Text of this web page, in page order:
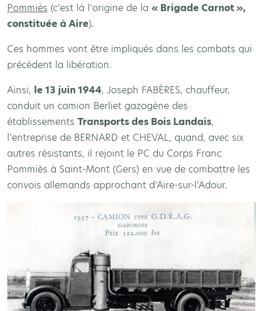
Pommiès (c’est là l’origine de la « Brigade Carnot »,
constituée à Aire).
Ces hommes vont être impliqués dans les combats qui
précèdent la libération.
Ainsi, le 13 juin 1944, Joseph FABÈRES, chauffeur,
conduit un camion Berliet gazogène des
établissements Transports des Bois Landais,
l’entreprise de BERNARD et CHEVAL, quand, avec six
autres résistants, il rejoint le PC du Corps Franc
Pommiès à Saint-Mont (Gers) en vue de combattre les
convois allemands approchant d’Aire-sur-l’Adour.